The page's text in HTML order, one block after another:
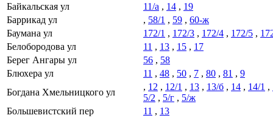
Байкальская ул
11/а , 14 , 19
Баррикад ул
, 58/1 , 59 , 60-ж
Баумана ул
172/1 , 172/3 , 172/4 , 172/5 ,
Белобородова ул
11 , 13 , 15 , 17
Берег Ангары ул
56 , 58
Блюхера ул
11 , 48 , 50 , 7 , 80 , 81 , 9
Богдана Хмельницкого ул
, 12 , 12/1 , 13 , 13/б , 14 , 14/1 ,
5/2 , 5/г , 5/ж
Большевистский пер
11 , 13